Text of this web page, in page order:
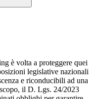
è volta a proteggere quei
legislative nazionali
e riconducibili ad una
il D. Lgs. 24/2023